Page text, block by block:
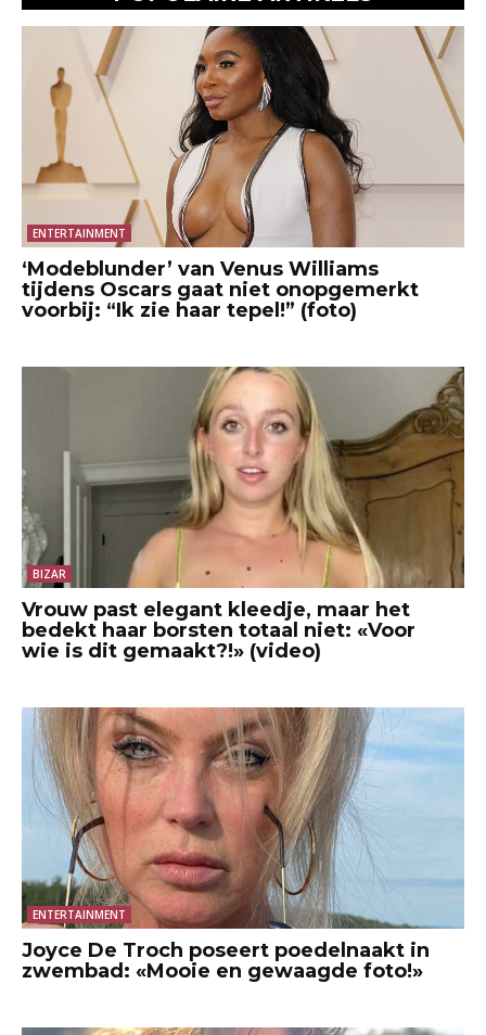
ENTERTAINMENT
‘Modeblunder’ van Venus Williams
tijdens Oscars gaat niet onopgemerkt
voorbij: “Ik zie haar tepel!” (foto)
BIZAR
Vrouw past elegant kleedje, maar het
bedekt haar borsten totaal niet: «Voor
wie is dit gemaakt?!» (video)
ENTERTAINMENT
Joyce De Troch poseert poedelnaakt in
zwembad: «Mooie en gewaagde foto!»